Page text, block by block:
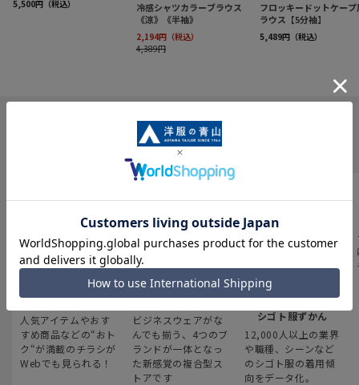
INFORMATION
最新のお買い得情報
人気アイテムやおす
すめ商品などの“おト
ク“が満載のチラシが
Webでも見られる！
スーツスクエア
ビジネスウェアがな
んでも揃う、4つのブ
ランドが一体となっ
た新感覚の複合型ス
トアです
みんなの
シゴト服ずかん
12,000人以上の業界
や職種、シーンなど
のシゴト服の着用傾
向をデータ化。